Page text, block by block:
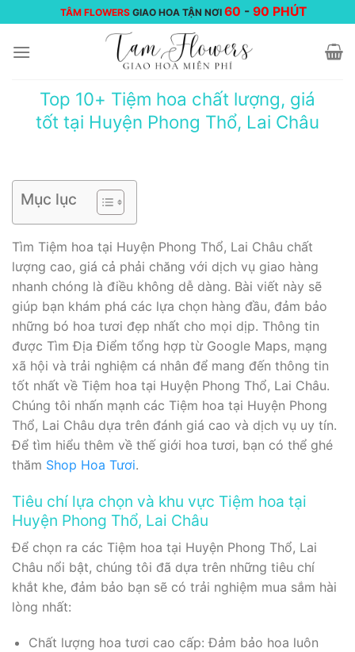
đến
nội
TÂM FLOWERS GIAO HOA TẬN NƠI 60 -90 PHÚT
Top 10+ Tiệm hoa chất lượng, giá
tốt tại Huyện Phong Thổ, Lai Châu
Mục lục
Tìm Tiệm hoa tại Huyện Phong Thổ, Lai Châu chất
lượng cao, giá cả phải chăng với dịch vụ giao hàng
nhanh chóng là điều không dễ dàng. Bài viết này sẽ
giúp bạn khám phá các lựa chọn hàng đầu, đảm bảo
những bó hoa tươi đẹp nhất cho mọi dịp. Thông tin
được Tìm Địa Điểm tổng hợp từ Google Maps, mạng
xã hội và trải nghiệm cá nhân để mang đến thông tin
tốt nhất về Tiệm hoa tại Huyện Phong Thổ, Lai Châu.
Chúng tôi nhấn mạnh các Tiệm hoa tại Huyện Phong
Thổ, Lai Châu dựa trên đánh giá cao và dịch vụ uy tín.
Để tìm hiểu thêm về thế giới hoa tươi, bạn có thể ghé
thăm Shop Hoa Tươi.
Tiêu chí lựa chọn và khu vực Tiệm hoa tại
Huyện Phong Thổ, Lai Châu
Để chọn ra các Tiệm hoa tại Huyện Phong Thổ, Lai
Châu nổi bật, chúng tôi đã dựa trên những tiêu chí
khắt khe, đảm bảo bạn sẽ có trải nghiệm mua sắm hài
lòng nhất:
Chất lượng hoa tươi cao cấp: Đảm bảo hoa luôn